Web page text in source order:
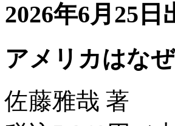
2026年6月25日
アメリカはな
佐藤雅哉 著